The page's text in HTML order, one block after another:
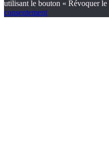
utilisant le bouton « Révoquer le
consentement